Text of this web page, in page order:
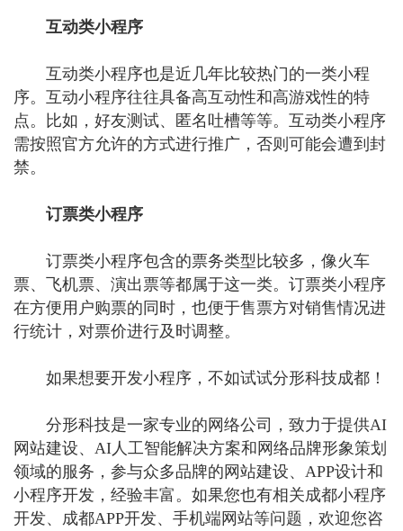
互动类小程序
互动类小程序也是近几年比较热门的一类小程
序。互动小程序往往具备高互动性和高游戏性的特
点。比如，好友测试、匿名吐槽等等。互动类小程序
需按照官方允许的方式进行推广，否则可能会遭到封
禁。
订票类小程序
订票类小程序包含的票务类型比较多，像火车
票、飞机票、演出票等都属于这一类。订票类小程序
在方便用户购票的同时，也便于售票方对销售情况进
行统计，对票价进行及时调整。
如果想要开发小程序，不如试试分形科技成都！
分形科技是一家专业的网络公司，致力于提供AI
网站建设、AI人工智能解决方案和网络品牌形象策划
领域的服务，参与众多品牌的网站建设、APP设计和
小程序开发，经验丰富。如果您也有相关成都小程序
开发、成都APP开发、手机端网站等问题，欢迎您咨